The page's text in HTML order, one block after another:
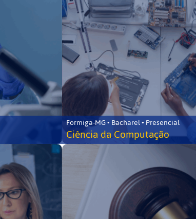
Formiga-MG • Bacharel • Presencial
Ciência da Computação